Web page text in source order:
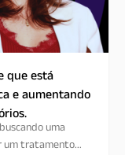
que está
e aumentando
uma
um tratamento...